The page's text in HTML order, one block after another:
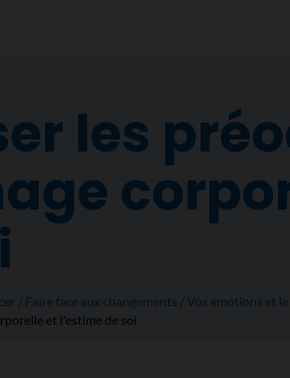
les
Faire face aux changements
Vos émotions et
et l'estime de soi